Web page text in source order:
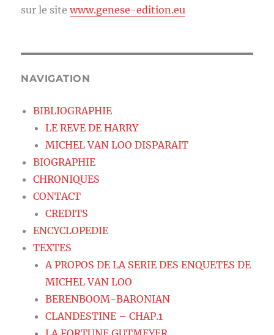
sur le sitewww.genese-edition.eu
NAVIGATION
BIBLIOGRAPHIE
LE REVE DE HARRY
MICHEL VAN LOO DISPARAIT
BIOGRAPHIE
CHRONIQUES
CONTACT
CREDITS
ENCYCLOPEDIE
TEXTES
A PROPOS DE LA SERIE DES ENQUETES DE
MICHEL VAN LOO
BERENBOOM-BARONIAN
CLANDESTINE – CHAP.1